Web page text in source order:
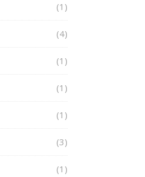
(1)
(4)
(1)
(1)
(1)
(3)
(1)